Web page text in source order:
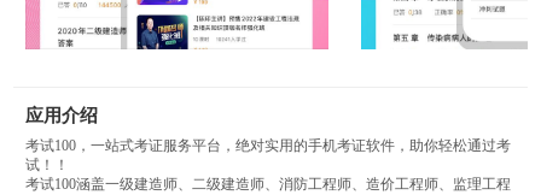
应用介绍
考试100，一站式考证服务平台，绝对实用的手机考证软件，助你轻松通过考
试！！
考试100涵盖一级建造师、二级建造师、消防工程师、造价工程师、监理工程